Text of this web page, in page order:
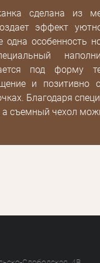
сделана из
эффект
одна особенность
под форму
и позитивно
Благодаря
а съемный чехол